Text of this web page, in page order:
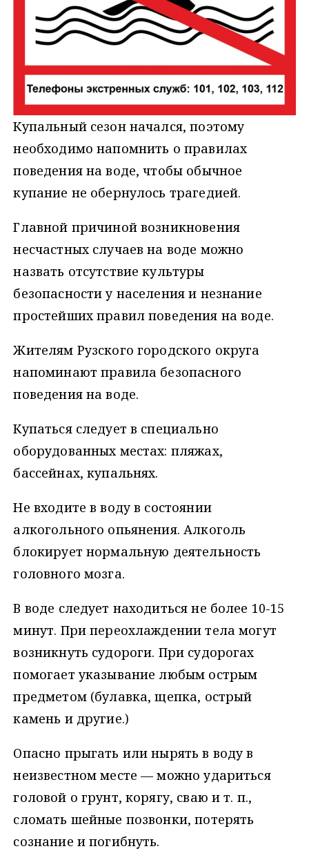
Купальный сезон начался, поэтому
необходимо напомнить о правилах
поведения на воде, чтобы обычное
купание не обернулось трагедией.
Главной причиной возникновения
несчастных случаев на воде можно
назвать отсутствие культуры
безопасности у населения и незнание
простейших правил поведения на воде.
Жителям Рузского городского округа
напоминают правила безопасного
поведения на воде.
Купаться следует в специально
оборудованных местах: пляжах,
бассейнах, купальнях.
Не входите в воду в состоянии
алкогольного опьянения. Алкоголь
блокирует нормальную деятельность
головного мозга.
В воде следует находиться не более 10-15
минут. При переохлаждении тела могут
возникнуть судороги. При судорогах
помогает указывание любым острым
предметом (булавка, щепка, острый
камень и другие.)
Опасно прыгать или нырять в воду в
неизвестном месте — можно удариться
головой о грунт, корягу, сваю и т. п.,
сломать шейные позвонки, потерять
сознание и погибнуть.